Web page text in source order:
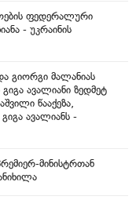
ფედერალური
- უკრაინის
გიორგი მალანიას
ავალიანი ზედმეტ
წააქეზა,
ავალიანს -
მინისტრთან